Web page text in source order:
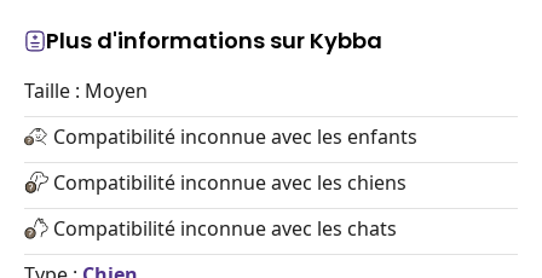
Plus d'informations sur Kybba
Taille : Moyen
Compatibilité inconnue avec les enfants
Compatibilité inconnue avec les chiens
Compatibilité inconnue avec les chats